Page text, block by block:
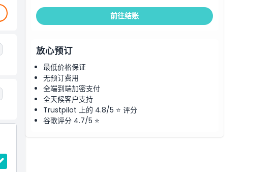
前往结账
放心预订
最低价格保证
无预订费用
全端到端加密支付
全天候客户支持
Trustpilot 上的 4.8/5 ⭐ 评分
谷歌评分 4.7/5 ⭐